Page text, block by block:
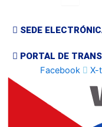
SEDE
PORTAL DE
Facebook
X-